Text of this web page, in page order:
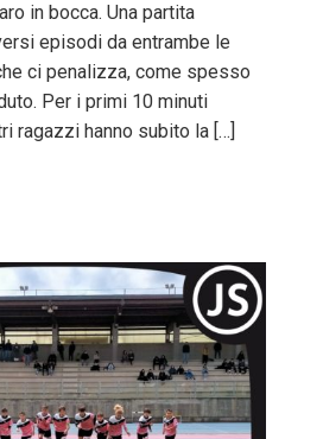
in bocca. Una partita
episodi da entrambe le
ci penalizza, come spesso
Per i primi 10 minuti
ragazzi hanno subito la […]